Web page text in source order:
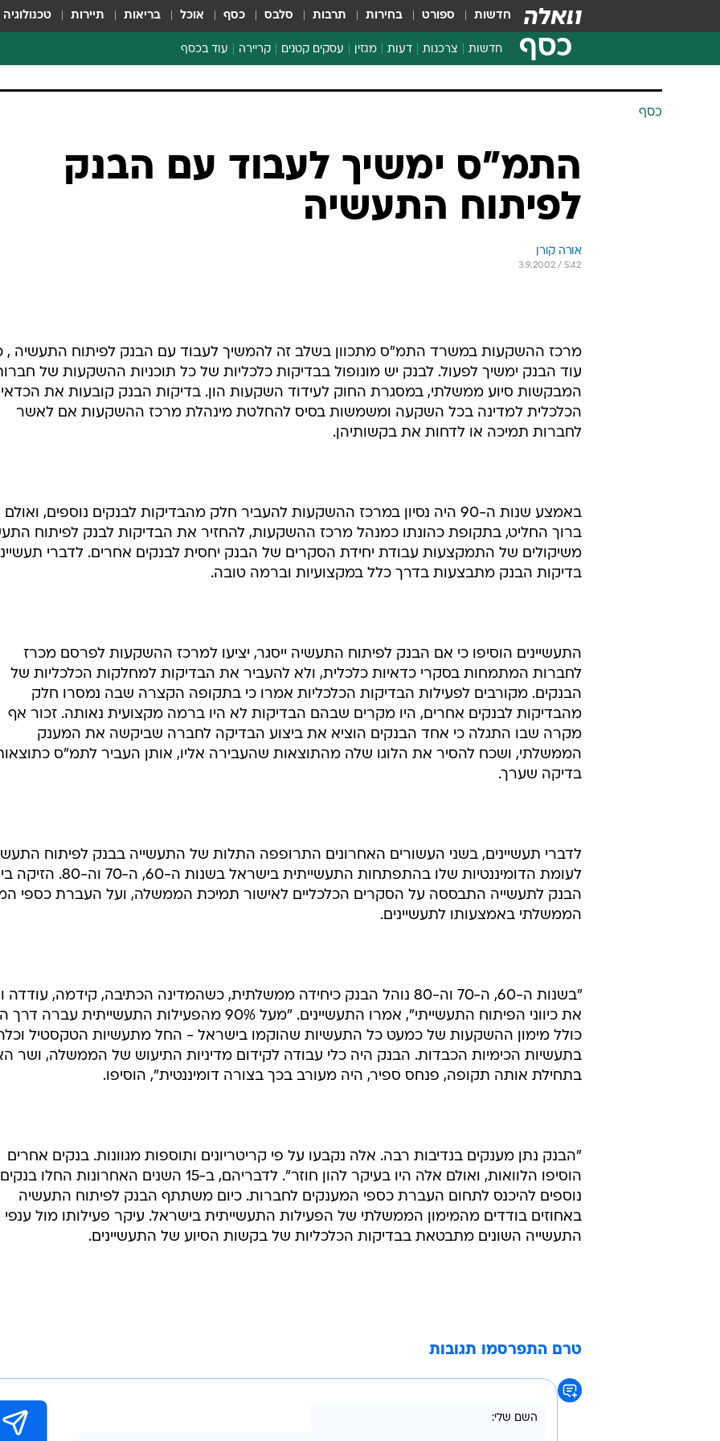
חדשות ספורט בחירות תרבות סלבס כסף אוכל בריאות תיירות טכנולוגיה
כסף חדשות צרכנות
צרכנות פיננסית
דעות מגזין עסקים קטנים קריירה עוד בכסף
הלאונג'
התמ"ס ימשיך לעבוד עם הבנק
לפיתוח התעשיה
3.9.2002 / 5:42
מרכז ההשקעות במשרד התמ"ס מתכוון בשלב זה להמשיך לעבוד עם הבנק לפיתוח התעשיה ,
עוד הבנק ימשיך לפעול. לבנק יש מונופול בבדיקות כלכליות של כל תוכניות ההשקעות של
המבקשות סיוע ממשלתי, במסגרת החוק לעידוד השקעות הון. בדיקות הבנק קובעות את
הכלכלית למדינה בכל השקעה ומשמשות בסיס להחלטת מינהלת מרכז ההשקעות אם לאשר
באמצע שנות ה-90 היה נסיון במרכז ההשקעות להעביר חלק מהבדיקות לבנקים נוספים, ואולם
ברוך החליט, בתקופת כהונתו כמנהל מרכז ההשקעות, להחזיר את הבדיקות לבנק לפיתוח
משיקולים של התמקצעות עבודת יחידת הסקרים של הבנק יחסית לבנקים אחרים. לדברי
בדיקות הבנק מתבצעות בדרך כלל במקצועיות וברמה טובה.
לחברות המתמחות בסקרי כדאיות כלכלית, ולא להעביר את הבדיקות למחלקות הכלכליות של
הבנקים. מקורבים לפעילות הבדיקות הכלכליות אמרו כי בתקופה הקצרה שבה נמסרו חלק
מהבדיקות לבנקים אחרים, היו מקרים שבהם הבדיקות לא היו ברמה מקצועית נאותה. זכור אף
מקרה שבו התגלה כי אחד הבנקים הוציא את ביצוע הבדיקה לחברה שביקשה את המענק
לדברי תעשיינים, בשני העשורים האחרונים התרופפה התלות של התעשייה בבנק לפיתוח
לעומת הדומיננטיות שלו בהתפתחות התעשייתית בישראל בשנות ה-60, ה-70 וה-80.
הבנק לתעשייה התבססה על הסקרים הכלכליים לאישור תמיכת הממשלה, ועל העברת כספי
הממשלתי באמצעותו לתעשיינים.
"בשנות ה-60, ה-70 וה-80 נוהל הבנק כיחידה ממשלתית, כשהמדינה הכתיבה, קידמה, עודדה
את כיווני הפיתוח התעשייתי", אמרו התעשיינים. "מעל 90% מהפעילות התעשייתית עברה
כולל מימון ההשקעות של כמעט כל התעשיות שהוקמו בישראל - החל מתעשיות הטקסטיל וכלה
בתעשיות הכימיות הכבדות. הבנק היה כלי עבודה לקידום מדיניות התיעוש של הממשלה, ושר
בתחילת אותה תקופה, פנחס ספיר, היה מעורב בכך בצורה דומיננטית", הוסיפו.
באחוזים בודדים מהמימון הממשלתי של הפעילות התעשייתית בישראל. עיקר פעילותו מול ענפי
התעשייה השונים מתבטאת בבדיקות הכלכליות של בקשות הסיוע של התעשיינים.